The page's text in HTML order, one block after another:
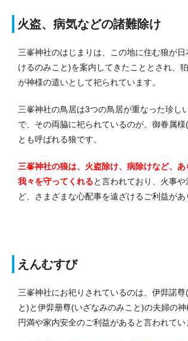
火盗、病気などの諸難除け
三峯神社のはじまりは、この地に住む狼が
けるのみこと)を案内してきたこととされ、
が神様の遣いとして祀られています。
三峯神社の鳥居は3つの鳥居が重なった珍し
で、その両脇に祀られているのが、御眷属
とも呼ばれる狼です。
三峯神社の狼は、火盗除け、病除けなど、
我々を守ってくれると言われており、火事
ど、さまざまな心配事を遠ざけるご利益があ
えんむすび
三峯神社にお祀りされているのは、伊弉諾尊
と)と伊弉册尊(いざなみのみこと)の夫婦の
円満や家内安全のご利益があると言われてい